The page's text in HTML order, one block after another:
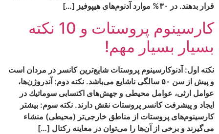
قرار بدهند. در ۳۰% موارد آدنوم‌‏های هیپوفیز […]
کارسینوم پروستات و 10 نکته
بسیار بسیار مهم!
نکته اول: آدنوكارسينوم پروستات شايع‏‌ترين كانسر در مردان است
و پيش از سن ۵۰ سالگى ناشايع مى‌‏باشد. نکته دوم: آندروژن‌‏ها،
عوامل ارثى، عوامل محيطى و جهش‏‌هاى اكتسابى سوماتيك در
ايجاد و پيشرفت كانسر پروستات نقش دارند. نکته سوم: بيشتر
كارسينوم‌‏هاى پروستات از مناطق خارجى‏‌تر (محيطى) منشاء
مى‏‌گيرند و برخى از آن‌‏ها را مى‌‏توان در معاينه ركتال […]